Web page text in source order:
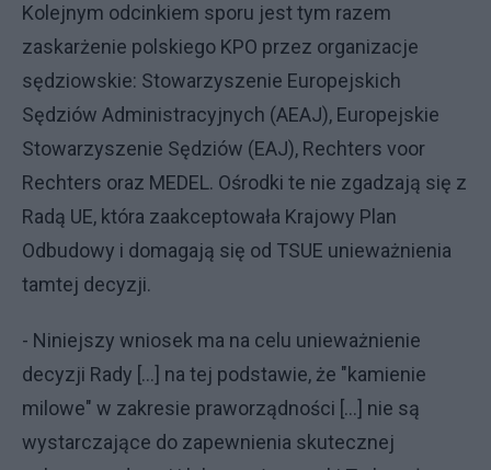
Kolejnym odcinkiem sporu jest tym razem
zaskarżenie polskiego KPO przez organizacje
sędziowskie: Stowarzyszenie Europejskich
Sędziów Administracyjnych (AEAJ), Europejskie
Stowarzyszenie Sędziów (EAJ), Rechters voor
Rechters oraz MEDEL. Ośrodki te nie zgadzają się z
Radą UE, która zaakceptowała Krajowy Plan
Odbudowy i domagają się od TSUE unieważnienia
tamtej decyzji.
- Niniejszy wniosek ma na celu unieważnienie
decyzji Rady […] na tej podstawie, że "kamienie
milowe" w zakresie praworządności […] nie są
wystarczające do zapewnienia skutecznej